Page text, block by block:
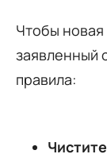
Чтобы новая
заявленный
правила: